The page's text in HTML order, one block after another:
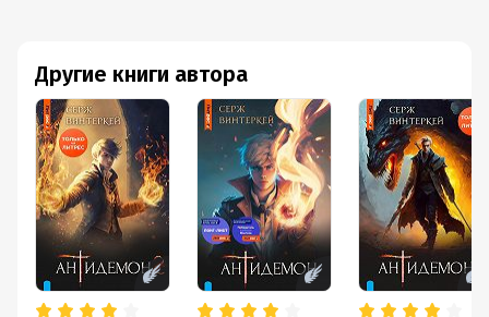
Другие книги автора